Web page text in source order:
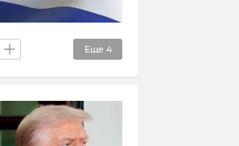
Еще 4
Мнения